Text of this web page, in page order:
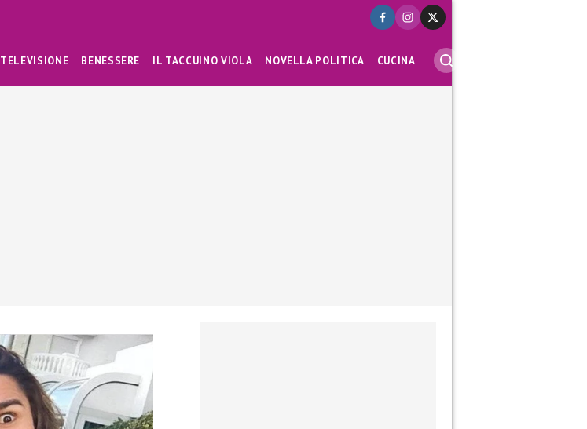
TELEVISIONE BENESSERE IL TACCUINO VIOLA NOVELLA POLITICA CUCINA